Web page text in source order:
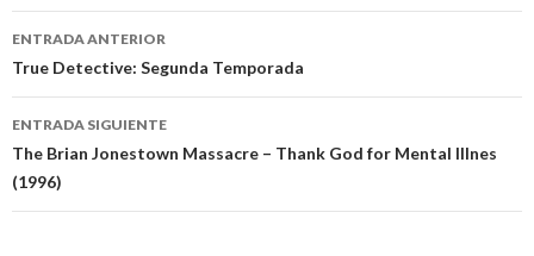
Navegación
de
entradas
ENTRADA ANTERIOR
True Detective: Segunda Temporada
ENTRADA SIGUIENTE
The Brian Jonestown Massacre – Thank God for Mental Illnes
(1996)